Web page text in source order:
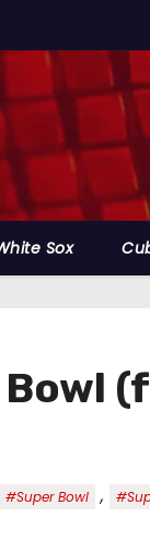
Sox
Bowl
#Super Bowl ,